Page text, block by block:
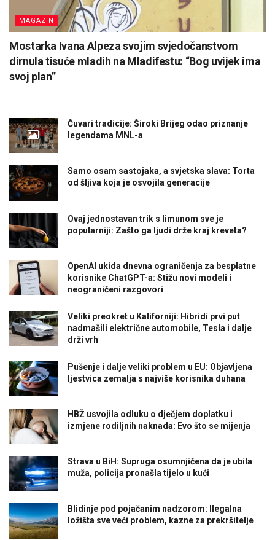
MAGAZIN
Mostarka Ivana Alpeza svojim svjedočanstvom
dirnula tisuće mladih na Mladifestu: “Bog uvijek ima
svoj plan”
Čuvari tradicije: Široki Brijeg odao priznanje
legendama MNL-a
Samo osam sastojaka, a svjetska slava: Torta
od šljiva koja je osvojila generacije
Ovaj jednostavan trik s limunom sve je
popularniji: Zašto ga ljudi drže kraj kreveta?
OpenAI ukida dnevna ograničenja za besplatne
korisnike ChatGPT-a: Stižu novi modeli i
neograničeni razgovori
Veliki preokret u Kaliforniji: Hibridi prvi put
nadmašili električne automobile, Tesla i dalje
drži vrh
Pušenje i dalje veliki problem u EU: Objavljena
ljestvica zemalja s najviše korisnika duhana
HBŽ usvojila odluku o dječjem doplatku i
izmjene rodiljnih naknada: Evo što se mijenja
Strava u BiH: Supruga osumnjičena da je ubila
muža, policija pronašla tijelo u kući
Blidinje pod pojačanim nadzorom: Ilegalna
ložišta sve veći problem, kazne za prekršitelje